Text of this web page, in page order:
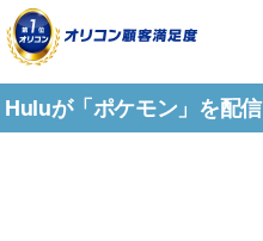
Huluが「ポケモン」を配信